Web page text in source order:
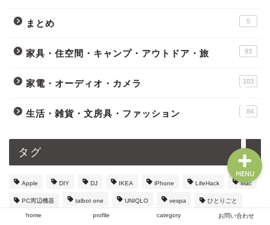
まとめ 5
家具・住空間・キャンプ・アウトドア・旅 93
家電・オーディオ・カメラ 103
生活・雑貨・文房具・ファッション 184
タグ
Apple DIY DJ IKEA iPhone LifeHack Mac
PC周辺機器 talbot one UNIQLO vespa ひとりごと
インターネット オーディオ ガジェット キッズ
home profile category お問い合わせ
MENU